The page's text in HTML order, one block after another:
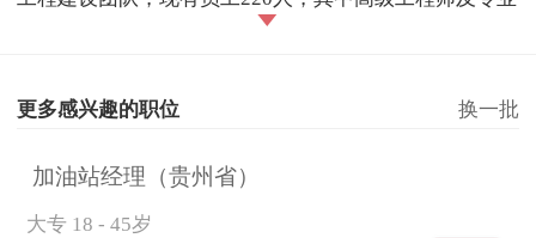
更多感兴趣的职位 换一批
加油站经理（贵州省）
大专 18 - 45岁